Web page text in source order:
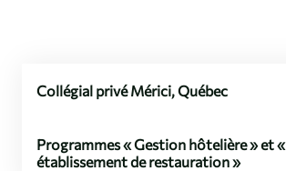
Collégial privé Mérici, Québec
Programmes « Gestion hôtelière » et
établissement de restauration »